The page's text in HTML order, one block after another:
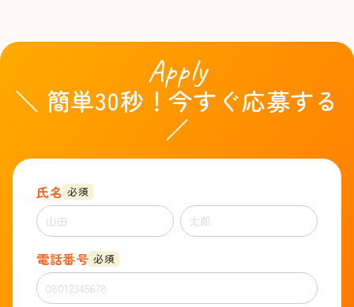
Apply
＼ 簡単30秒！今すぐ応募する
／
氏名 必須
電話番号 必須